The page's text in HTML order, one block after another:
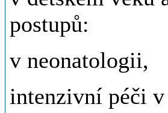
postupů:
v neonatologii,
intenzivní péči